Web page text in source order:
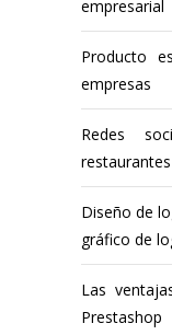
empresarial
Producto
empresas
Redes
Diseño de
gráfico de
Las
Prestashop